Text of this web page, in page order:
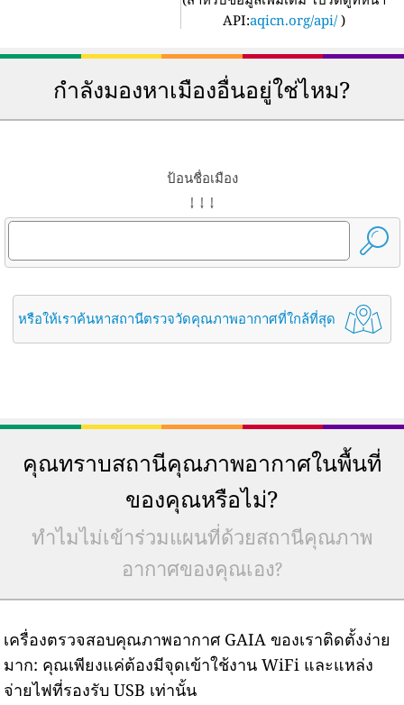
API:aqicn.org/api/ )
กำลังมองหาเมืองอื่นอยู่ใช่ไหม?
ป้อนชื่อเมือง
↓ ↓ ↓
หรือให้เราค้นหาสถานีตรวจวัดคุณภาพอากาศที่ใกล้ที่สุด
คุณทราบสถานีคุณภาพอากาศในพื้นที่
ของคุณหรือไม่?
ทำไมไม่เข้าร่วมแผนที่ด้วยสถานีคุณภาพ
อากาศของคุณเอง?
เครื่องตรวจสอบคุณภาพอากาศ GAIA ของเราติดตั้งง่าย
มาก: คุณเพียงแค่ต้องมีจุดเข้าใช้งาน WiFi และแหล่ง
จ่ายไฟที่รองรับ USB เท่านั้น